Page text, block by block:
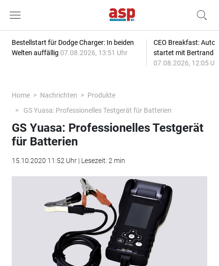
Bestellstart für Dodge Charger: In beiden
Welten auffällig 07.08.2026, 13:51 Uhr
CEO Breakfast:
startet mit Bertrand
07.08.2026, 12:05
Home Nachrichten
Produkte
GS Yuasa: Professionelles Testgerät für Batterien
GS Yuasa: Professionelles Testgerät
für Batterien
15.10.2020 11:52 Uhr | Lesezeit: 2 min